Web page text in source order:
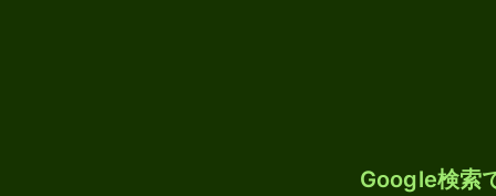
Google検索